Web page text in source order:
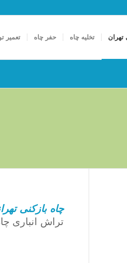
تهران تخلیه چاه حفر چاه تعمیر
چاه بازکنی
تراش انباری